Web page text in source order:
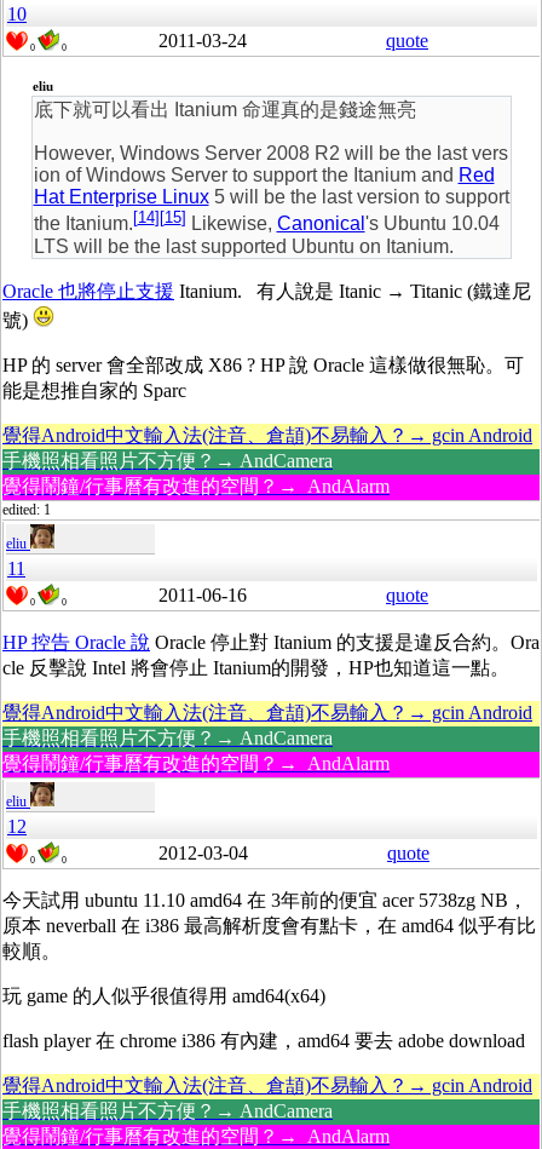
10
0 0 2011-03-24 quote
eliu
底下就可以看出 Itanium 命運真的是錢途無亮
However, Windows Server 2008 R2 will be the last vers
ion of Windows Server to support the Itanium and Red
Hat Enterprise Linux5 will be the last version to support
the Itanium. [14] [15] Likewise, Canonical 's Ubuntu 10.04
LTS will be the last supported Ubuntu on Itanium.
Oracle 也將停止支援 Itanium. 有人說是 Itanic → Titanic (鐵達尼
號)
HP 的 server 會全部改成 X86 ? HP 說 Oracle 這樣做很無恥。可
能是想推自家的 Sparc
覺得Android中文輸入法(注音、倉頡)不易輸入？→ gcin Android
手機照相看照片不方便？→ AndCamera
覺得鬧鐘/行事曆有改進的空間？→ AndAlarm
edited: 1
eliu
11
0 0 2011-06-16 quote
HP 控告 Oracle 說 Oracle 停止對 Itanium 的支援是違反合約。Ora
cle 反擊說 Intel 將會停止 Itanium的開發，HP也知道這一點。
覺得Android中文輸入法(注音、倉頡)不易輸入？→ gcin Android
手機照相看照片不方便？→ AndCamera
覺得鬧鐘/行事曆有改進的空間？→ AndAlarm
eliu
12
0 0 2012-03-04 quote
今天試用 ubuntu 11.10 amd64 在 3年前的便宜 acer 5738zg NB，
原本 neverball 在 i386 最高解析度會有點卡，在 amd64 似乎有比
較順。
玩 game 的人似乎很值得用 amd64(x64)
flash player 在 chrome i386 有內建，amd64 要去 adobe download
覺得Android中文輸入法(注音、倉頡)不易輸入？→ gcin Android
手機照相看照片不方便？→ AndCamera
覺得鬧鐘/行事曆有改進的空間？→ AndAlarm